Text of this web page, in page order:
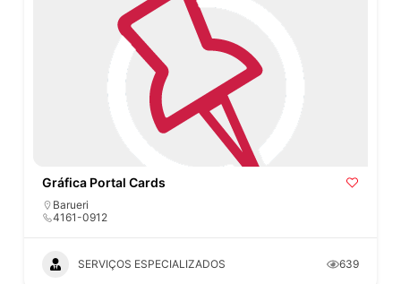
Gráfica Portal Cards
Barueri
4161-0912
SERVIÇOS ESPECIALIZADOS 639